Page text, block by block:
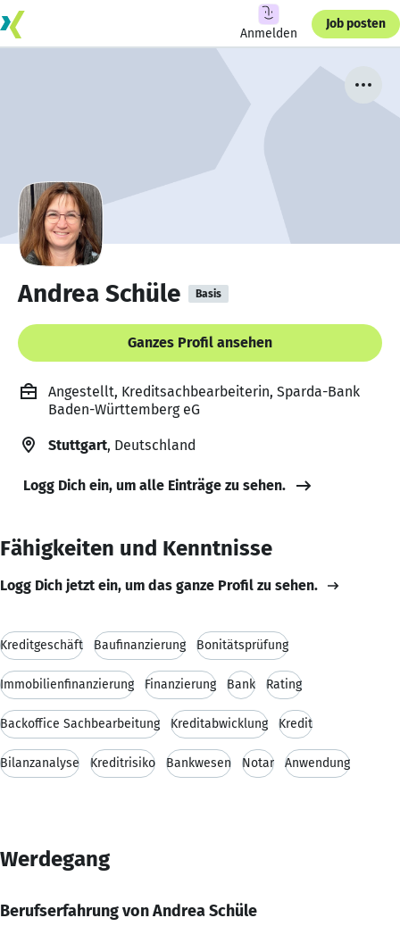
Anmelden
Job posten
Andrea Schüle Basis
Ganzes Profil ansehen
Angestellt, Kreditsachbearbeiterin, Sparda-Bank
Baden-Württemberg eG
Stuttgart, Deutschland
Logg Dich ein, um alle Einträge zu sehen.
Fähigkeiten und Kenntnisse
Logg Dich jetzt ein, um das ganze Profil zu sehen.
Kreditgeschäft Baufinanzierung Bonitätsprüfung
Immobilienfinanzierung Finanzierung Bank Rating
Backoffice Sachbearbeitung Kreditabwicklung Kredit
Bilanzanalyse Kreditrisiko Bankwesen Notar Anwendung
Werdegang
Berufserfahrung von Andrea Schüle